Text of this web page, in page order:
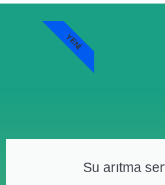
Su arıtma
YENI